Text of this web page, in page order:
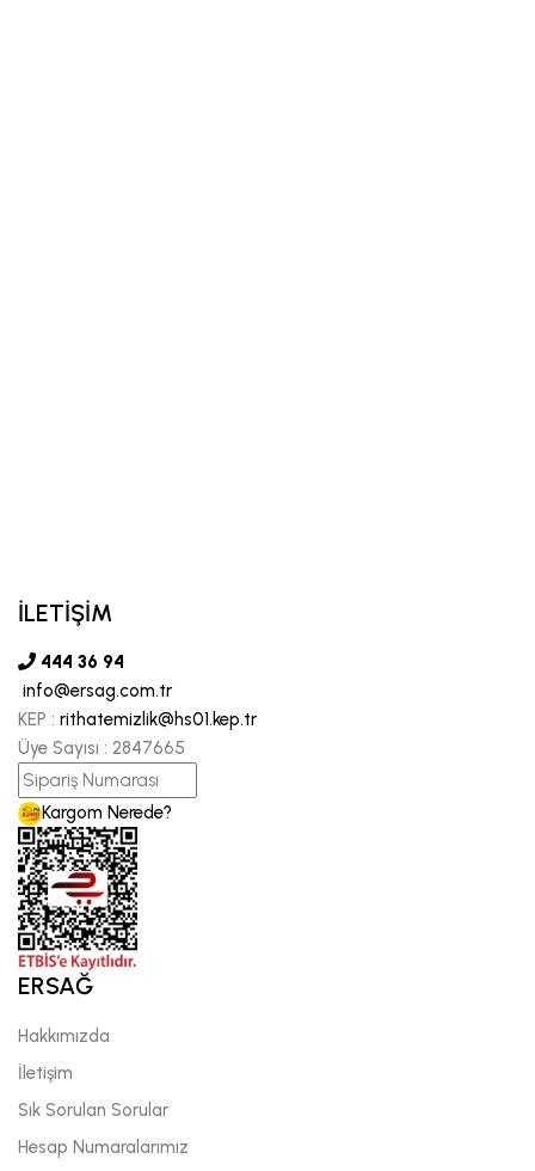
İLETİŞİM
444 36 94
info@ersag.com.tr
KEP : rithatemizlik@hs01.kep.tr
Üye Sayısı : 2847665
Kargom Nerede?
ERSAĞ
Hakkımızda
İletişim
Sık Sorulan Sorular
Hesap Numaralarımız